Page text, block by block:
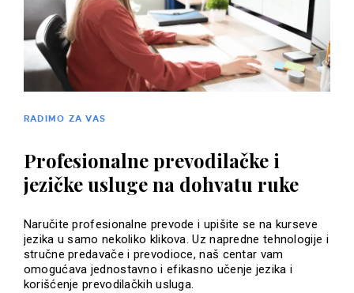
RADIMO ZA VAS
Profesionalne prevodilačke i
jezičke usluge na dohvatu ruke
Naručite profesionalne prevode i upišite se na kurseve
jezika u samo nekoliko klikova. Uz napredne tehnologije i
stručne predavače i prevodioce, naš centar vam
omogućava jednostavno i efikasno učenje jezika i
korišćenje prevodilačkih usluga.